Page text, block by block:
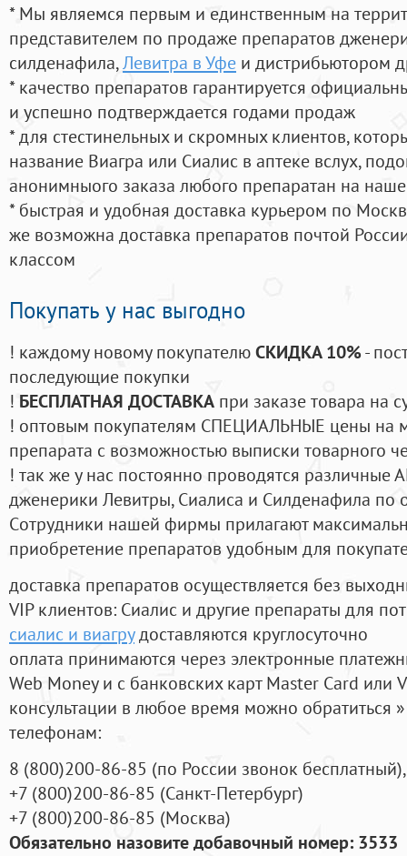
* Мы являемся первым и единственным на
представителем по продаже препаратов
силденафила,Левитра в Уфе и дистрибьютором
* качество препаратов гарантируется
и успешно подтверждается годами продаж
* для стестинельных и скромных клиентов,
название Виагра или Сиалис в аптеке вслух,
анонимныого заказа любого препаратан на
* быстрая и удобная доставка курьером по
же возможна доставка препаратов почтой
классом
Покупать у нас выгодно
! каждому новому покупателюСКИДКА 10%-
последующие покупки
! БЕСПЛАТНАЯ ДОСТАВКА при заказе товара на
! оптовым покупателям СПЕЦИАЛЬНЫЕ цены на
препарата с возможностью выписки товарного
! так же у нас постоянно проводятся
дженерики Левитры, Сиалиса и Силденафила по
Cотрудники нашей фирмы прилагают
приобретение препаратов удобным для
доставка препаратов осуществляется без
VIP клиентов: Сиалис и другие препараты для
сиалис и виагрудоставляются круглосуточно
оплата принимаются через электронные
Web Money и с банковских карт Master Card или
консультации в любое время можно обратиться
телефонам:
8 (800)200-86-85 (по России звонок бесплатный),
+7 (800)200-86-85 (Санкт-Петербург)
+7 (800)200-86-85 (Москва)
Обязательно назовите добавочный номер: 3533